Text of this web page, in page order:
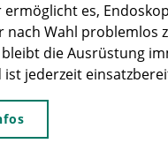
ermöglicht es,
nach Wahl problemlos
die Ausrüstung
ist jederzeit